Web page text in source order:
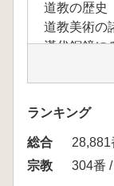
道教の歴
道教美術の
漢代銅鏡に
道教美術に
道教像の
齋藤龍一
中世道教の
唐宋時代の
ランキング
総合
28,881
宗教
304番